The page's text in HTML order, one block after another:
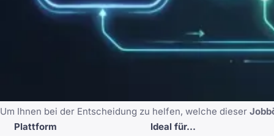
Um Ihnen bei der Entscheidung zu helfen, welche dieser
Plattform
Ideal für...